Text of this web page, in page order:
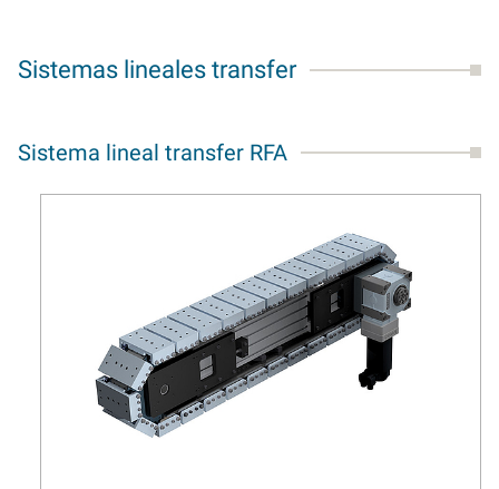
Sistemas lineales transfer
Sistema lineal transfer RFA